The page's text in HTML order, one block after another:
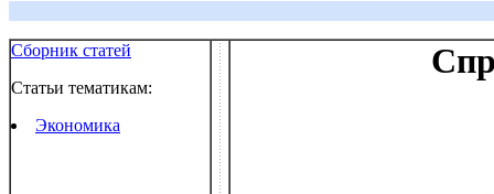
Сборник статей
Статьи тематикам:
Экономика